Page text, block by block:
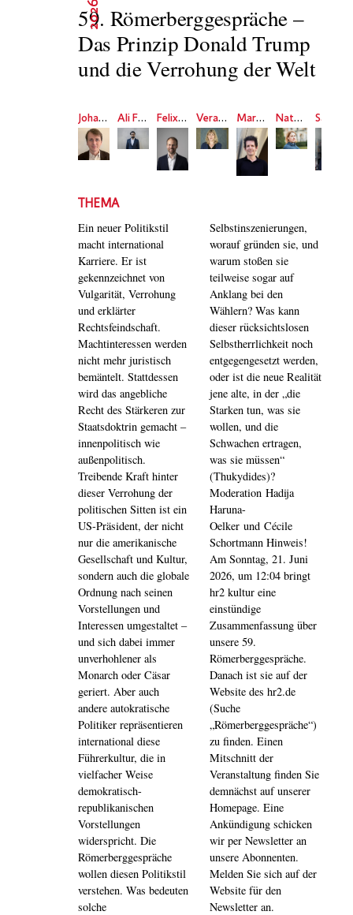
2026
59. Römerberggespräche –
Das Prinzip Donald Trump
und die Verrohung der Welt
Johannes Völz Ali Fathollah-Nejad Felix Lange Vera King Martin Andree Natascha Strobl
THEMA
Ein neuer Politikstil
macht international
Karriere. Er ist
gekennzeichnet von
Vulgarität, Verrohung
und erklärter
Rechtsfeindschaft.
Machtinteressen werden
nicht mehr juristisch
bemäntelt. Stattdessen
wird das angebliche
Recht des Stärkeren zur
Staatsdoktrin gemacht –
innenpolitisch wie
außenpolitisch.
Treibende Kraft hinter
dieser Verrohung der
politischen Sitten ist ein
US-Präsident, der nicht
nur die amerikanische
Gesellschaft und Kultur,
sondern auch die globale
Ordnung nach seinen
Vorstellungen und
Interessen umgestaltet –
und sich dabei immer
unverhohlener als
Monarch oder Cäsar
geriert. Aber auch
andere autokratische
Politiker repräsentieren
international diese
Führerkultur, die in
vielfacher Weise
demokratisch-
republikanischen
Vorstellungen
widerspricht. Die
Römerberggespräche
wollen diesen Politikstil
verstehen. Was bedeuten
solche
Selbstinszenierungen,
worauf gründen sie, und
warum stoßen sie
teilweise sogar auf
Anklang bei den
Wählern? Was kann
dieser rücksichtslosen
Selbstherrlichkeit noch
entgegengesetzt werden,
oder ist die neue Realität
jene alte, in der „die
Starken tun, was sie
wollen, und die
Schwachen ertragen,
was sie müssen“
(Thukydides)?
Moderation Hadija
Haruna-
Oelker und Cécile
Schortmann Hinweis!
Am Sonntag, 21. Juni
2026, um 12:04 bringt
hr2 kultur eine
einstündige
Zusammenfassung über
unsere 59.
Römerberggespräche.
Danach ist sie auf der
Website des hr2.de
(Suche
„Römerberggespräche“)
zu finden. Einen
Mitschnitt der
Veranstaltung finden Sie
demnächst auf unserer
Homepage. Eine
Ankündigung schicken
wir per Newsletter an
unsere Abonnenten.
Melden Sie sich auf der
Website für den
Newsletter an.